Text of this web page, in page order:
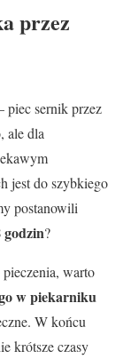
przez
piec sernik przez
ale dla
jest do szybkiego
postanowili
godzin?
warto
w piekarniku
W końcu
krótsze czasy